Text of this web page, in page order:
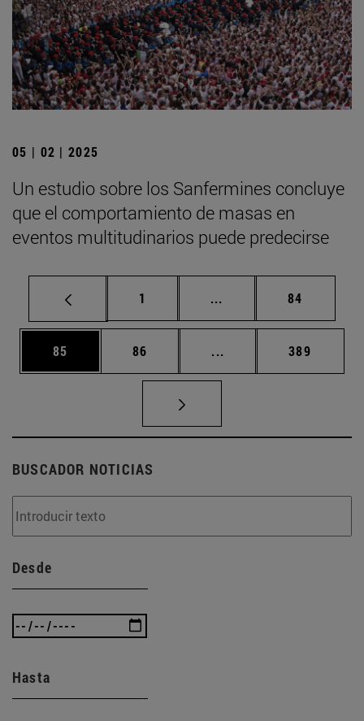
05 | 02 | 2025
Un estudio sobre los Sanfermines concluye
que el comportamiento de masas en
eventos multitudinarios puede predecirse
Página
1 ... Páginas intermedias
Página
84
Página
85 Página
86 ... Páginas intermedias
Página
389
BUSCADOR NOTICIAS
Desde
Hasta